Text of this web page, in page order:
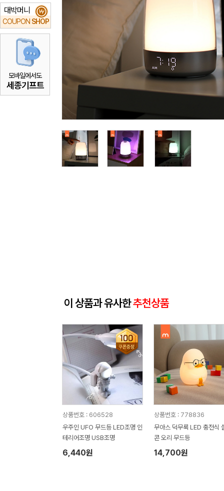
대박머니
COUPON SHOP
₩
모바일에서도
세종기프트
이 상품과 유사한추천상품
상품번호 : 606528
우주인 UFO 무드등 LED조명 인
테리어조명 USB조명
6,440원
상품번호 : 778836
무아스 덕무룩 LED 충전식
콘 오리 무드등
14,700원